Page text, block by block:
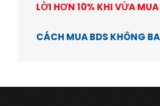
LỜI HƠN 10% KHI VỪA
CÁCH MUA BDS KHÔNG